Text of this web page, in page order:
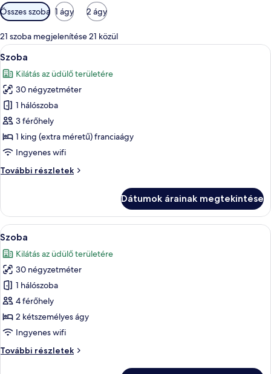
Szobákhoz
rendelkezésre
álló
szűrők
Összes szoba 1 ágy 2 ágy
21 szoba megjelenítése 21 közül
A
következő
szoba
összes
képének
megtekintése:
Szoba
Egy szállodai szoba, amelyben egy
5
Szoba
Kilátás az üdülő területére
30 négyzetméter
1 hálószoba
3 férőhely
1 king (extra méretű) franciaágy
Ingyenes wifi
További részletek
Szoba
Dátumok árainak megtekintése
A
következő
szoba
összes
képének
megtekintése:
Szoba
Egy szállodai szoba, amelyben van
4
Szoba
Kilátás az üdülő területére
30 négyzetméter
1 hálószoba
4 férőhely
2 kétszemélyes ágy
Ingyenes wifi
További részletek
Szoba